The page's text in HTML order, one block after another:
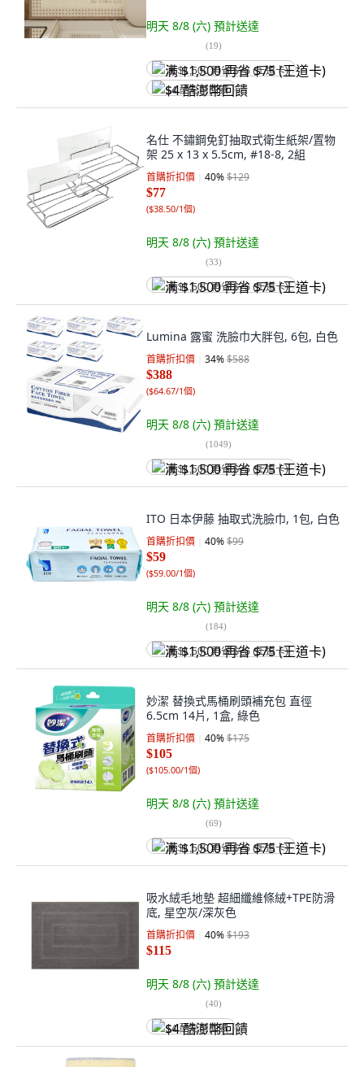
明天 8/8 (六) 預計送達
(19)
满 $1,500 再省 $75 (王道卡)
$4 酷澎幣回饋
名仕 不鏽鋼免釘抽取式衛生紙架/置物
架 25 x 13 x 5.5cm, #18-8, 2組
首購折扣價 40%$129
$77
($38.50/1個)
明天 8/8 (六) 預計送達
(33)
满 $1,500 再省 $75 (王道卡)
Lumina 露蜜 洗臉巾大胖包, 6包, 白色
首購折扣價 34%$588
$388
($64.67/1個)
明天 8/8 (六) 預計送達
(1049)
满 $1,500 再省 $75 (王道卡)
ITO 日本伊藤 抽取式洗臉巾, 1包, 白色
首購折扣價 40%$99
$59
($59.00/1個)
明天 8/8 (六) 預計送達
(184)
满 $1,500 再省 $75 (王道卡)
妙潔 替換式馬桶刷頭補充包 直徑
6.5cm 14片, 1盒, 綠色
首購折扣價 40%$175
$105
($105.00/1個)
明天 8/8 (六) 預計送達
(69)
满 $1,500 再省 $75 (王道卡)
吸水絨毛地墊 超細纖維條絨+TPE防滑
底, 星空灰/深灰色
首購折扣價 40%$193
$115
明天 8/8 (六) 預計送達
(40)
$4 酷澎幣回饋